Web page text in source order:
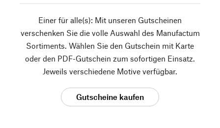
Einer für alle(s): Mit unseren Gutscheinen
verschenken Sie die volle Auswahl des Manufactum
Sortiments. Wählen Sie den Gutschein mit Karte
oder den PDF-Gutschein zum sofortigen Einsatz.
Jeweils verschiedene Motive verfügbar.
Gutscheine kaufen